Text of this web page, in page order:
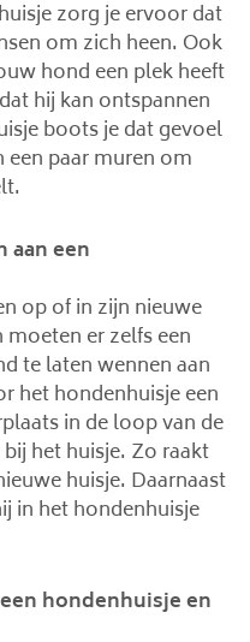
zorg je ervoor dat
om zich heen. Ook
hond een plek heeft
hij kan ontspannen
boots je dat gevoel
een paar muren om
aan een
op of in zijn nieuwe
er zelfs een
te laten wennen aan
het hondenhuisje een
in de loop van de
het huisje. Zo raakt
huisje. Daarnaast
in het hondenhuisje
hondenhuisje en